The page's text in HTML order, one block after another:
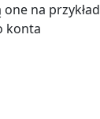
na przykład
konta